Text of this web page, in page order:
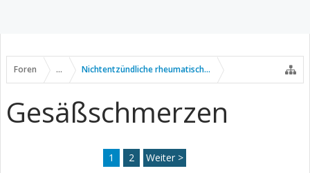
Foren ... Nichtentzündliche rheumatische Erkrankungen
Gesäßschmerzen
1 2 Weiter >